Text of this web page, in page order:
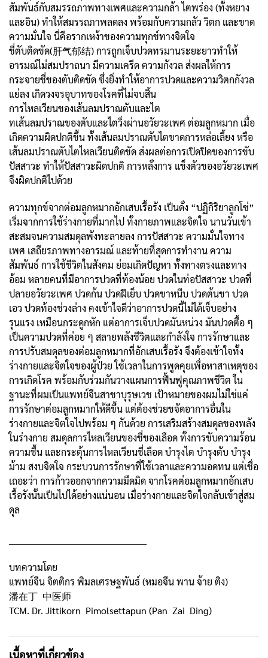
สัมพันธ์กับสมรรถภาพทางเพศและความกล้า ไตพร่อง (ทั้งหยาง
และอิน) ทำให้สมรรถภาพลดลง พร้อมกับความกลัว วิตก และขาด
ความมั่นใจ นี่คือรากเหง้าของความทุกข์ทางจิตใจ
ชี่ตับติดขัด(肝气郁结) การถูกเจ็บปวดทรมานระยะยาวทำให้
อารมณ์ไม่สมปราถนา มีความเครีด ความกังวล ส่งผลให้การ
กระจายชี่ของตับติดขัด ซึ่งยิ่งทำให้อาการปวดและความวิตกกังวล
แย่ลง เกิดวงจรอุบาทของโรคที่ไม่จบสิ้น
การไหลเวียนของเส้นลมปราณตับและไต
ทเส้นลมปราณของตับและไตวิ่งผ่านอวัยวะเพศ ต่อมลูกหมาก เมื่อ
เกิดความผิดปกติขึ้น ทั้งเส้นลมปราณตับไตขาดการหล่อเลี้ยง หรือ
เส้นลมปราณตับไตไหลเวียนติดขัด ส่งผลต่อการเปิดปิดของการขับ
ปัสสาวะ ทำให้ปัสสาวะผิดปกติ การหลั่งการ แข็งตัวของอวัยวะเพศ
จึงผิดปกติไปด้วย
ความทุกข์จากต่อมลูกหมากอักเสบเรื้อรัง เป็นดั่ง “ปฏิกิริยาลูกโซ่”
เริ่มจากการใช้ร่างกายที่มากไป ทั้งกายภาพและจิตใจ นานวันเข้า
สะสมจนความสมดุลพังทะลายลง การปัสสาวะ ความมั่นใจทาง
เพศ เสถียรภาพทางอารมณ์ และท้ายที่สุดการทำงาน ความ
สัมพันธ์ การใช้ชีวิตในสังคม ย่อมเกิดปัญหา ทั้งทางตรงและทาง
อ้อม หลายคนที่มีอาการปวดที่ท้องน้อย ปวดในท่อปัสสาวะ ปวดที่
ปลายอวัยวะเพศ ปวดก้น ปวดฝีเย็บ ปวดขาหนีบ ปวดต้นขา ปวด
เอว ปวดท้องช่วงล่าง คงเข้าใจดีว่าอาการปวดนี้ไม่ได้เจ็บอย่าง
รุนแรง เหมือนกระดูกหัก แต่อาการเจ็บปวดมันหน่วง มันปวดตื้อ ๆ
เป็นความปวดที่ค่อย ๆ สลายพลังชีวิตและกำลังใจ การรักษาและ
การปรับสมดุลของต่อมลูกหมากที่อักเสบเรื้อรัง จึงต้องเข้าใจทั้ง
ร่างกายและจิตใจของผู้ป่วย ใช้เวลาในการพูดคุยเพื่อหาสาเหตุของ
การเกิดโรค พร้อมกับร่วมกันวางแผนการฟื้นฟูคุณภาพชีวิต ใน
ฐานะที่ผมเป็นแพทย์จีนสาขาบุรุษเวช เป้าหมายของผมไม่ใช่แค่
การรักษาต่อมลูกหมากให้ดีขึ้น แต่ต้องช่วยขจัดอาการอื่นใน
ร่างกายและจิตใจไปพร้อม ๆ กันด้วย การเสริมสร้างสมดุลของพลัง
ในร่างกาย สมดุลการไหลเวียนของชี่ของเลือด ทั้งการขับความร้อน
ความชื้น และกระตุ้นการไหลเวียนชี่เลือด บำรุงไต บำรุงตับ บำรุง
ม้าม สงบจิตใจ กระบวนการรักษาที่ใช้เวลาและความอดทน แต่เชื่อ
เถอะว่า การก้าวออกจากความมืดมิด จากโรคต่อมลูกหมากอักเสบ
เรื้อรังนั้นเป็นไปได้อย่างแน่นอน เมื่อร่างกายและจิตใจกลับเข้าสู่สม
ดุล
บทความโดย
แพทย์จีน จิตติกร พิมลเศรษฐพันธ์ (หมอจีน พาน จ้าย ติง)
潘在丁 中医师
TCM. Dr. Jittikorn Pimolsettapun (Pan Zai Ding)
เนื้อหาที่เกี่ยวข้อง